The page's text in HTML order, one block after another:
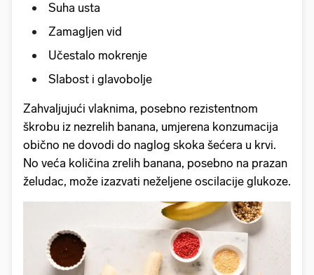
Suha usta
Zamagljen vid
Učestalo mokrenje
Slabost i glavobolje
Zahvaljujući vlaknima, posebno rezistentnom
škrobu iz nezrelih banana, umjerena konzumacija
obično ne dovodi do naglog skoka šećera u krvi.
No veća količina zrelih banana, posebno na prazan
želudac, može izazvati neželjene oscilacije glukoze.